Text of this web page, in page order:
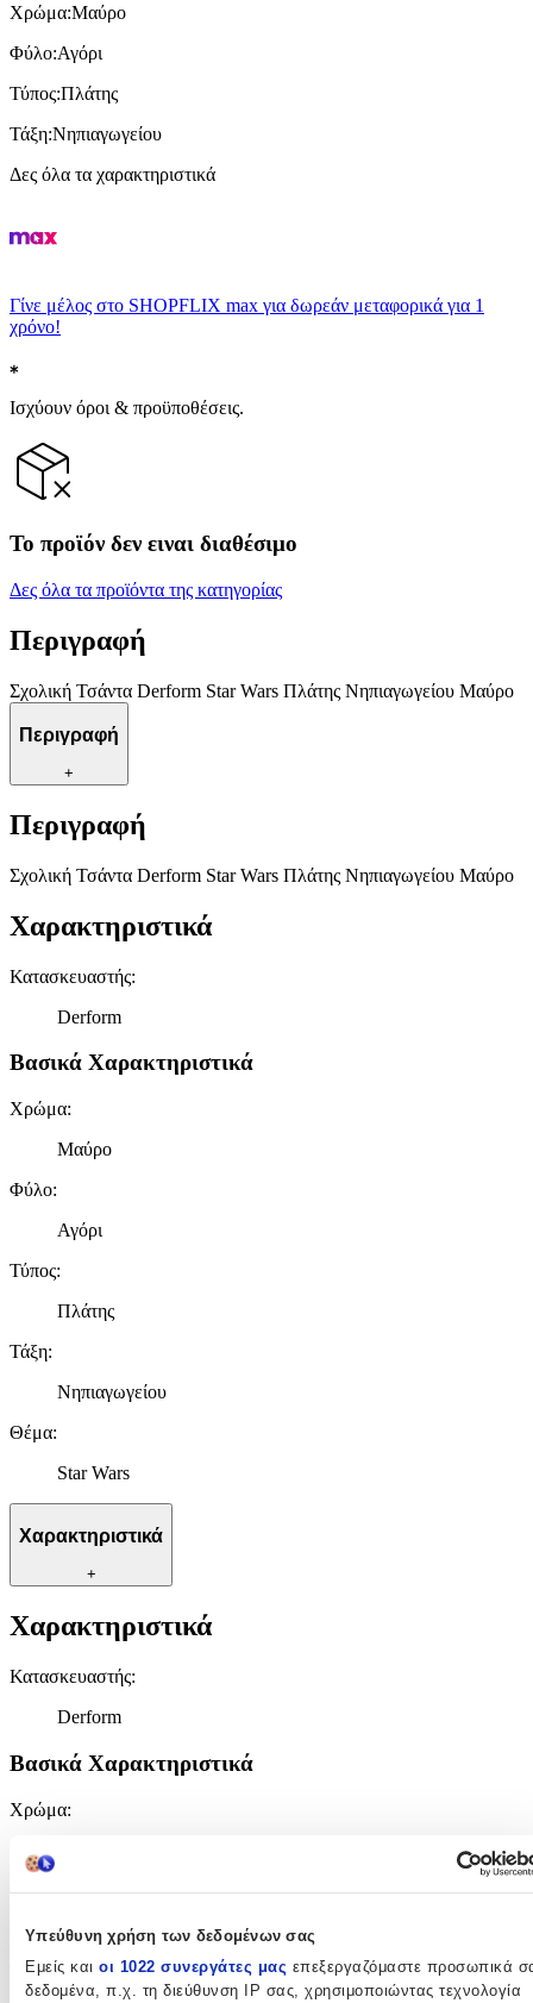
Υπεύθυνη χρήση των δεδομένων σας
Εμείς και οι 1022 συνεργάτες μας επεξεργαζόμαστε προσωπικά
δεδομένα, π.χ. τη διεύθυνση IP σας, χρησιμοποιώντας τεχνολογία
Χρώμα:Μαύρο
Φύλο:Αγόρι
Τύπος:Πλάτης
Τάξη:Νηπιαγωγείου
Δες όλα τα χαρακτηριστικά
Γίνε μέλος στο SHOPFLIX max για δωρεάν μεταφορικά για 1
χρόνο!
Ισχύουν όροι & προϋποθέσεις.
Το προϊόν δεν ειναι διαθέσιμο
Δες όλα τα προϊόντα της κατηγορίας
Περιγραφή
Σχολική Τσάντα Derform Star Wars Πλάτης Νηπιαγωγείου Μαύρο
Περιγραφή
+
Περιγραφή
Σχολική Τσάντα Derform Star Wars Πλάτης Νηπιαγωγείου Μαύρο
Χαρακτηριστικά
Κατασκευαστής:
Derform
Βασικά Χαρακτηριστικά
Χρώμα:
Μαύρο
Φύλο:
Αγόρι
Τύπος:
Πλάτης
Τάξη:
Νηπιαγωγείου
Θέμα:
Star Wars
Χαρακτηριστικά
+
Χαρακτηριστικά
Κατασκευαστής:
Derform
Βασικά Χαρακτηριστικά
Χρώμα:
Φύλο:
Αγόρι
Τύπος: